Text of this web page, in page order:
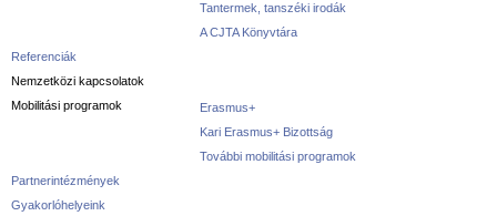
Tantermek, tanszéki irodák
A CJTA Könyvtára
Referenciák
Nemzetközi kapcsolatok
Mobilitási programok
Erasmus+
Kari Erasmus+ Bizottság
További mobilitási programok
Partnerintézmények
Gyakorlóhelyeink